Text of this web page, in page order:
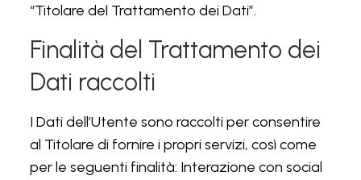
“Titolare del Trattamento dei Dati”.
Finalità del Trattamento dei
Dati raccolti
I Dati dell’Utente sono raccolti per consentire
al Titolare di fornire i propri servizi, così come
per le seguenti finalità: Interazione con social